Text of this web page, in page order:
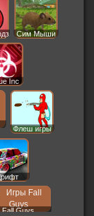
Сим Мыши
Inc
Флеш игры
Fall Guys